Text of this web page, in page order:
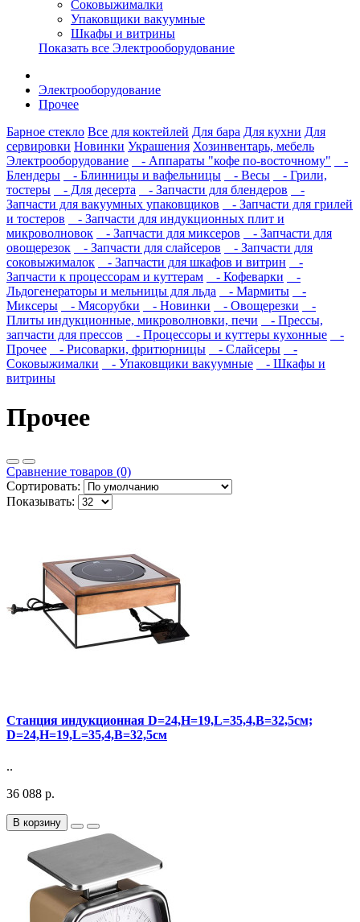
Соковыжималки
Упаковщики вакуумные
Шкафы и витрины
Показать все Электрооборудование
Электрооборудование
Прочее
Барное стекло Все для коктейлей Для бара Для кухни Для
сервировки Новинки Украшения Хозинвентарь, мебель
Электрооборудование
- Аппараты "кофе по-восточному"
-
Блендеры
- Блинницы и вафельницы - Весы
- Грили,
тостеры
- Для десерта - Запчасти для блендеров
-
Запчасти для вакуумных упаковщиков
- Запчасти для грилей
и тостеров
- Запчасти для индукционных плит и
микроволновок
- Запчасти для миксеров
- Запчасти для
овощерезок
- Запчасти для слайсеров
- Запчасти для
соковыжималок
- Запчасти для шкафов и витрин
-
Запчасти к процессорам и куттерам
- Кофеварки
-
Льдогенераторы и мельницы для льда
- Мармиты
-
Миксеры
- Мясорубки - Новинки - Овощерезки
-
Плиты индукционные, микроволновки, печи
- Прессы,
запчасти для прессов
- Процессоры и куттеры кухонные
-
Прочее
- Рисоварки, фритюрницы - Слайсеры
-
Соковыжималки
- Упаковщики вакуумные
- Шкафы и
витрины
Прочее
Сравнение товаров (0)
Сортировать:
Показывать:
Cтанция индукционная D=24,H=19,L=35,4,B=32,5см;
D=24,H=19,L=35,4,B=32,5см
..
36 088 р.
В корзину